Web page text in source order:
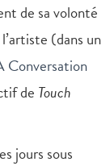
de sa volonté
(dans un
Conversation
de Touch
jours sous